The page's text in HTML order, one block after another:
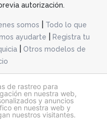
de rastreo para
en nuestra web,
y anuncios
en nuestra web y
nuestros visitantes.
autorización.
somos
Todo lo que
ayudarte
Registra tu
|
Otros modelos de
de cookies|Política de privacidad